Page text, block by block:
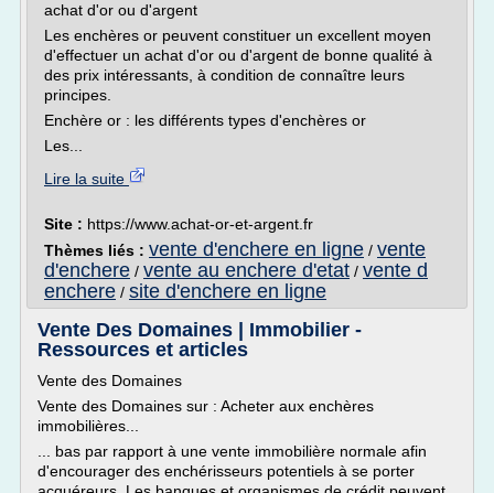
achat d'or ou d'argent
Les enchères or peuvent constituer un excellent moyen
d'effectuer un achat d'or ou d'argent de bonne qualité à
des prix intéressants, à condition de connaître leurs
principes.
Enchère or : les différents types d'enchères or
Les...
Lire la suite
Site : https://www.achat-or-et-argent.fr
Thèmes liés : vente d'enchere en ligne / vente
d'enchere / vente au enchere d'etat / vente d
enchere / site d'enchere en ligne
Vente Des Domaines | Immobilier -
Ressources et articles
Vente des Domaines
Vente des Domaines sur : Acheter aux enchères
immobilières...
... bas par rapport à une vente immobilière normale afin
d'encourager des enchérisseurs potentiels à se porter